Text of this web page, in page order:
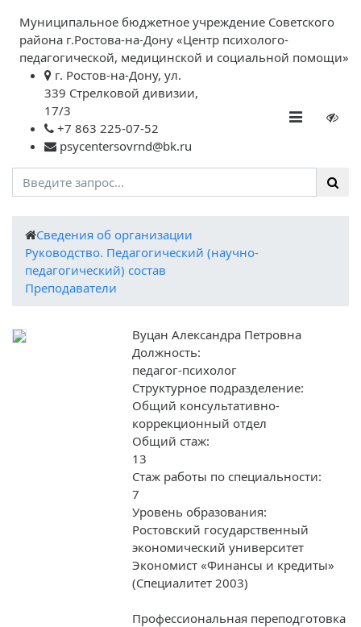
Муниципальное бюджетное учреждение Советского
района г.Ростова-на-Дону «Центр психолого-
педагогической, медицинской и социальной помощи»
г. Ростов-на-Дону, ул.
339 Стрелковой дивизии,
17/3
+7 863 225-07-52
psycentersovrnd@bk.ru
Cведения об организации
Руководство. Педагогический (научно-
педагогический) состав
Преподаватели
Вуцан Александра Петровна
Должность:
педагог-психолог
Структурное подразделение:
Общий консультативно-
коррекционный отдел
Общий стаж:
13
Стаж работы по специальности:
7
Уровень образования:
Ростовский государственный
экономический университет
Экономист «Финансы и кредиты»
(Специалитет 2003)
Профессиональная переподготовка